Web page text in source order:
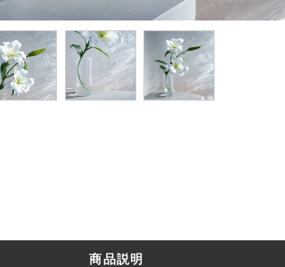
商品説明